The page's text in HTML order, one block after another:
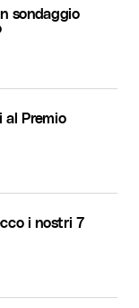
sondaggio
Premio
i nostri 7